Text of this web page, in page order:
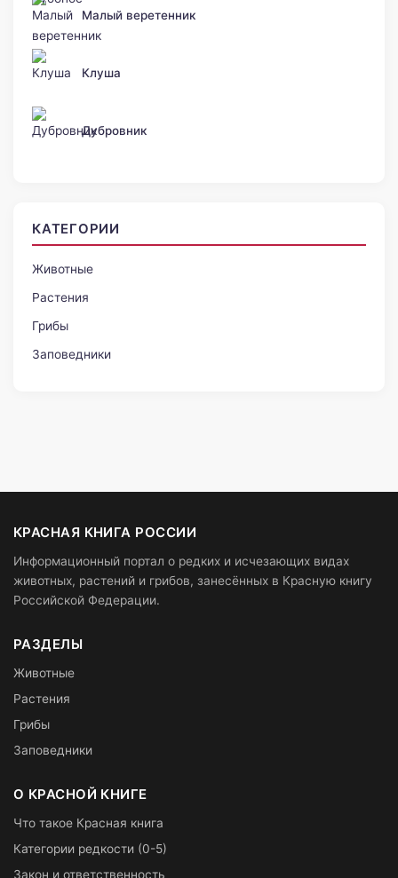
Малый веретенник
Клуша
Дубровник
КАТЕГОРИИ
Животные
Растения
Грибы
Заповедники
КРАСНАЯ КНИГА РОССИИ
Информационный портал о редких и исчезающих видах
животных, растений и грибов, занесённых в Красную книгу
Российской Федерации.
РАЗДЕЛЫ
Животные
Растения
Грибы
Заповедники
О КРАСНОЙ КНИГЕ
Что такое Красная книга
Категории редкости (0-5)
Закон и ответственность